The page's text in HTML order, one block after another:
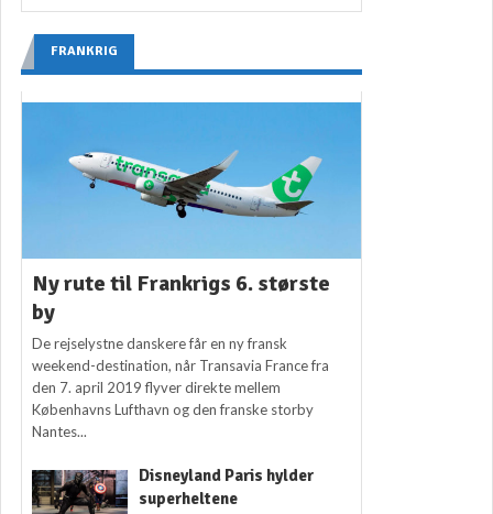
FRANKRIG
Ny rute til Frankrigs 6. største
by
De rejselystne danskere får en ny fransk
weekend-destination, når Transavia France fra
den 7. april 2019 flyver direkte mellem
Københavns Lufthavn og den franske storby
Nantes...
Disneyland Paris hylder
superheltene